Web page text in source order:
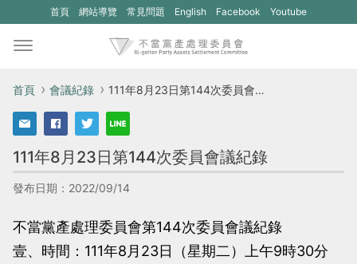
首頁 網站導覽 常見問題 English
(另
視
開
個
新
Facebook
(另
個
新
Youtube
首頁 會議紀錄 111年8月23日第144次委員會議紀錄
111年8月23日第144次委員會議紀錄
發布日期：2022/09/14
不當黨產處理委員會第144次委員會議紀錄
壹、時間：111年8月23日（星期二）上午9時30分